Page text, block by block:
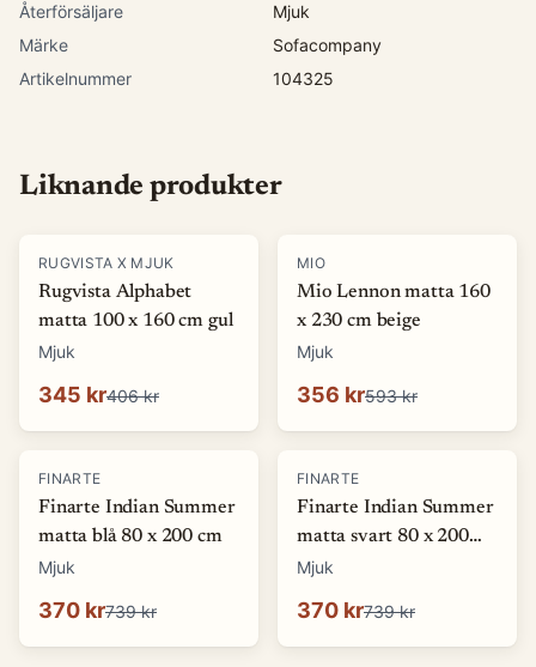
Återförsäljare
Mjuk
Märke
Sofacompany
Artikelnummer
104325
Liknande produkter
-15%
RUGVISTA X MJUK
Rugvista Alphabet
matta 100 x 160 cm gul
Mjuk
345 kr406 kr
-40%
MIO
Mio Lennon matta 160
x 230 cm beige
Mjuk
356 kr593 kr
-50 %
FINARTE
Finarte Indian Summer
matta blå 80 x 200 cm
Mjuk
370 kr739 kr
-50 %
FINARTE
Finarte Indian Summer
matta svart 80 x 200
cm
Mjuk
370 kr739 kr